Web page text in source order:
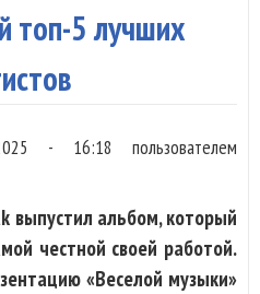
топ-5 лучших
- 16:18 пользователем
выпустил альбом, который
честной своей работой.
«Веселой музыки»